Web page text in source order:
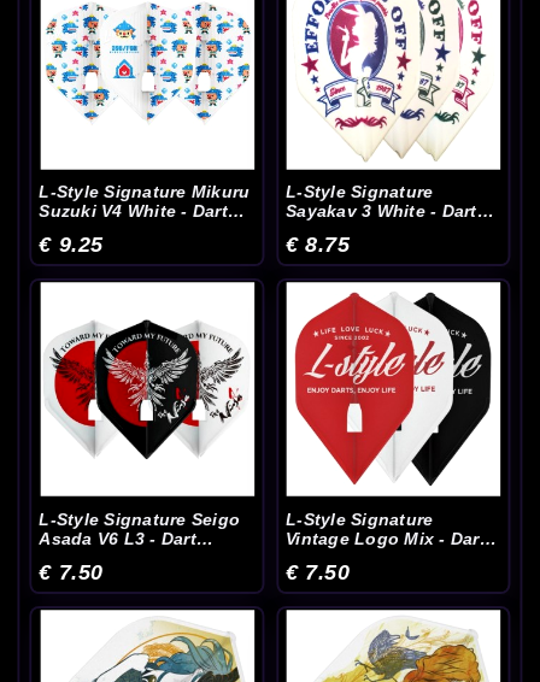
L-Style Signature Mikuru
Suzuki V4 White - Dart
€ 9.25
L-Style Signature
Sayakav 3 White - Dart
€ 8.75
L-Style Signature Seigo
Asada V6 L3 - Dart
€ 7.50
L-Style Signature
Vintage Logo Mix - Dart
€ 7.50